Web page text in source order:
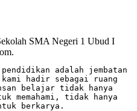
SMA Negeri 1 Ubud I
adalah jembatan
kami hadir sebagai ruang
belajar tidak hanya
memahami, tidak hanya
berkarya.